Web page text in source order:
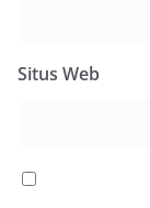
Situs Web